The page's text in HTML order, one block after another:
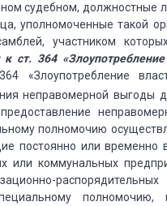
судебном,
уполномоченные такой
участником
к ст. 364
«Злоупотребление
неправомерной выгоды
полномочию
постоянно или временно
или коммунальных
полномочию,